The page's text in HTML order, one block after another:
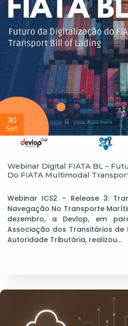
30
Set
Webinar Digital FIATA BL –
Do FIATA Multimodal
Webinar ICS2 – Release 3:
Navegação No Transporte
dezembro, a Devlop, em
Associação dos Transitários de
Autoridade Tributária, realizou…